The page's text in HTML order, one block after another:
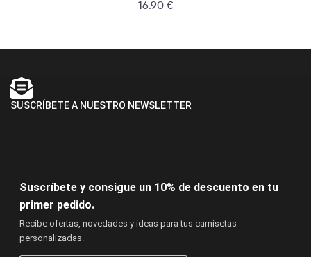
16.90 €
SUSCRÍBETE A NUESTRO NEWSLETTER
Suscríbete y consigue un 10% de descuento en tu
primer pedido.
Recibe ofertas, novedades y ideas para tus camisetas
personalizadas.